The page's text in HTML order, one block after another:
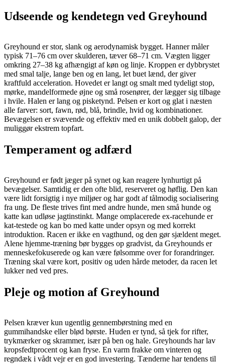
Udseende og kendetegn ved Greyhound
Greyhound er stor, slank og aerodynamisk bygget. Hanner måler
typisk 71–76 cm over skulderen, tæver 68–71 cm. Vægten ligger
omkring 27–38 kg afhængigt af køn og linje. Kroppen er dybbrystet
med smal talje, lange ben og en lang, let buet lænd, der giver
kraftfuld acceleration. Hovedet er langt og smalt med tydeligt stop,
mørke, mandelformede øjne og små rosenører, der lægger sig tilbage
i hvile. Halen er lang og pisketynd. Pelsen er kort og glat i næsten
alle farver: sort, fawn, rød, blå, brindle, hvid og kombinationer.
Bevægelsen er svævende og effektiv med en unik dobbelt galop, der
muliggør ekstrem topfart.
Temperament og adfærd
Greyhound er født jæger på synet og kan reagere lynhurtigt på
bevægelser. Samtidig er den ofte blid, reserveret og høflig. Den kan
være lidt forsigtig i nye miljøer og har godt af tålmodig socialisering
fra ung. De fleste trives fint med andre hunde, men små hunde og
katte kan udløse jagtinstinkt. Mange omplacerede ex-racehunde er
kat-testede og kan bo med katte under opsyn og med korrekt
introduktion. Racen er ikke en vagthund, og den gør sjældent meget.
Alene hjemme-træning bør bygges op gradvist, da Greyhounds er
menneskefokuserede og kan være følsomme over for forandringer.
Træning skal være kort, positiv og uden hårde metoder, da racen let
lukker ned ved pres.
Pleje og motion af Greyhound
Pelsen kræver kun ugentlig gennembørstning med en
gummihandske eller blød børste. Huden er tynd, så tjek for rifter,
trykmærker og skrammer, især på ben og hale. Greyhounds har lav
kropsfedtprocent og kan fryse. En varm frakke om vinteren og
regndæk i vådt vejr er en god investering. Tænderne har tendens til